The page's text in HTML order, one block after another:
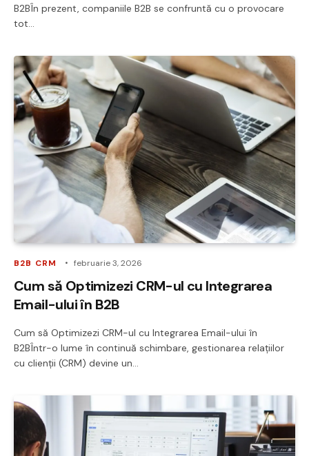
B2BÎn prezent, companiile B2B se confruntă cu o provocare
tot…
B2B CRM februarie 3, 2026
Cum să Optimizezi CRM-ul cu Integrarea
Email-ului în B2B
Cum să Optimizezi CRM-ul cu Integrarea Email-ului în
B2BÎntr-o lume în continuă schimbare, gestionarea relațiilor
cu clienții (CRM) devine un…